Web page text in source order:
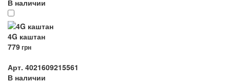
В наличии
4G каштан
779грн
Арт. 4021609215561
В наличии